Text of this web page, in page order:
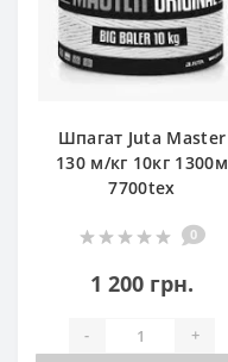
Шпагат Juta Master
130 м/кг 10кг 1300м
7700tex
0
1 200 грн.
- +